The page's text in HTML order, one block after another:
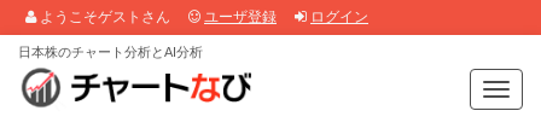
ようこそゲストさん ユーザ登録 ログイン
T
o
日本株のチャート分析とAI分析